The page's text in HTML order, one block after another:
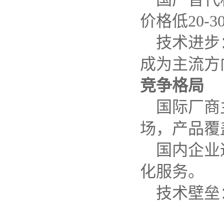
价格低20-
技术进
成为主流
竞争格局
国际厂
场，产品
国内企
化服务。
技术壁